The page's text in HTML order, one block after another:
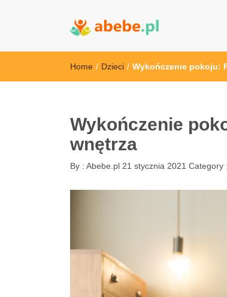
Wszystko dla dzieci - Polska
Home / Dzieci / Wykończenie pokoju:
Wykończenie
wnętrza
By : Abebe.pl 21 stycznia 2021 Category :